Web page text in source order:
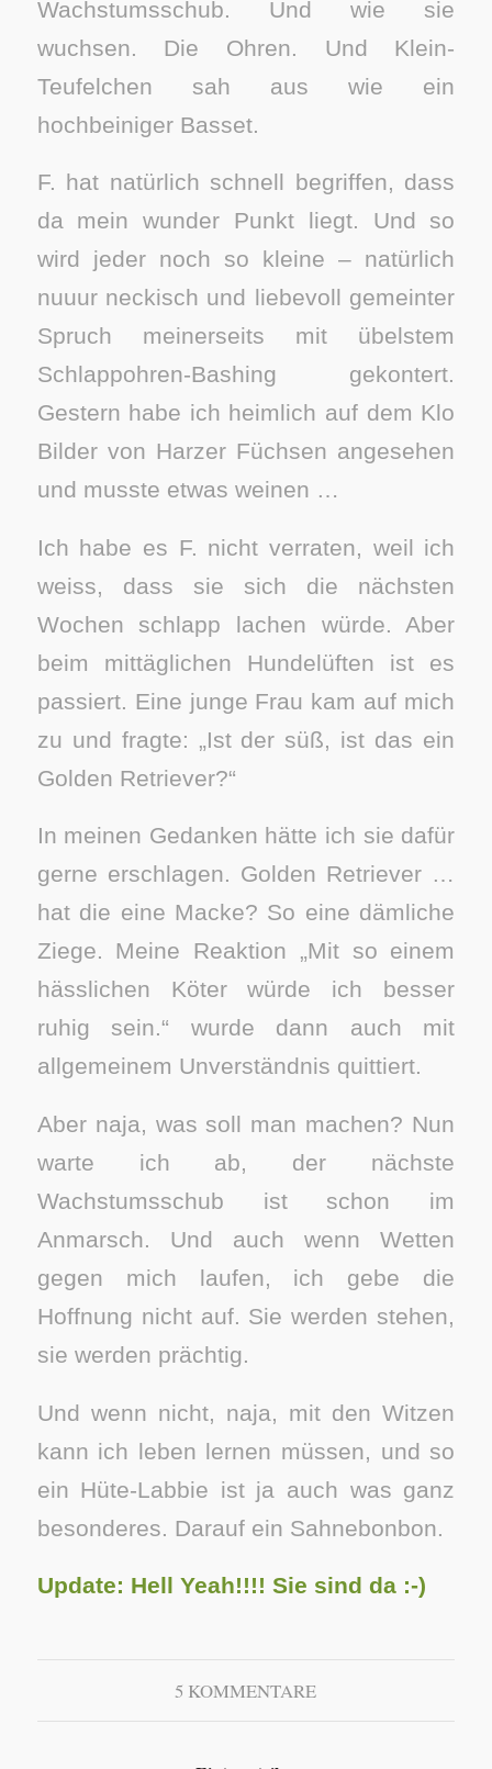
Wachstumsschub. Und wie sie
wuchsen. Die Ohren. Und Klein-
Teufelchen sah aus wie ein
hochbeiniger Basset.
F. hat natürlich schnell begriffen, dass
da mein wunder Punkt liegt. Und so
wird jeder noch so kleine – natürlich
nuuur neckisch und liebevoll gemeinter
Spruch meinerseits mit übelstem
Schlappohren-Bashing gekontert.
Gestern habe ich heimlich auf dem Klo
Bilder von Harzer Füchsen angesehen
und musste etwas weinen …
Ich habe es F. nicht verraten, weil ich
weiss, dass sie sich die nächsten
Wochen schlapp lachen würde. Aber
beim mittäglichen Hundelüften ist es
passiert. Eine junge Frau kam auf mich
zu und fragte: „Ist der süß, ist das ein
Golden Retriever?“
In meinen Gedanken hätte ich sie dafür
gerne erschlagen. Golden Retriever …
hat die eine Macke? So eine dämliche
Ziege. Meine Reaktion „Mit so einem
hässlichen Köter würde ich besser
ruhig sein.“ wurde dann auch mit
allgemeinem Unverständnis quittiert.
Aber naja, was soll man machen? Nun
warte ich ab, der nächste
Wachstumsschub ist schon im
Anmarsch. Und auch wenn Wetten
gegen mich laufen, ich gebe die
Hoffnung nicht auf. Sie werden stehen,
sie werden prächtig.
Und wenn nicht, naja, mit den Witzen
kann ich leben lernen müssen, und so
ein Hüte-Labbie ist ja auch was ganz
besonderes. Darauf ein Sahnebonbon.
Update: Hell Yeah!!!! Sie sind da :-)
5 KOMMENTARE